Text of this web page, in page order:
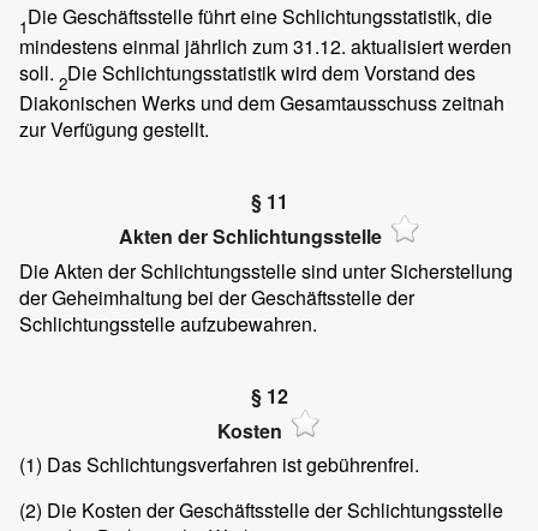
1Die Geschäftsstelle führt eine Schlichtungsstatistik, die
mindestens einmal jährlich zum 31.12. aktualisiert werden
soll. 2Die Schlichtungsstatistik wird dem Vorstand des
Diakonischen Werks und dem Gesamtausschuss zeitnah
zur Verfügung gestellt.
§ 11
Akten der Schlichtungsstelle
Die Akten der Schlichtungsstelle sind unter Sicherstellung
der Geheimhaltung bei der Geschäftsstelle der
Schlichtungsstelle aufzubewahren.
§ 12
Kosten
(1) Das Schlichtungsverfahren ist gebührenfrei.
(2) Die Kosten der Geschäftsstelle der Schlichtungsstelle